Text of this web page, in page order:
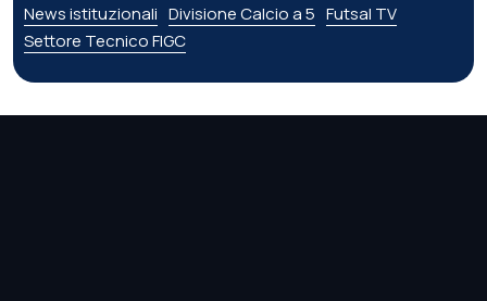
News istituzionali Divisione Calcio a 5 Futsal TV
Settore Tecnico FIGC